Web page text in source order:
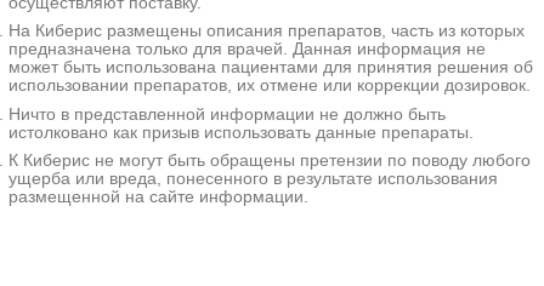
На Киберис размещены описания препаратов, часть из которых
предназначена только для врачей. Данная информация не
может быть использована пациентами для принятия решения об
использовании препаратов, их отмене или коррекции дозировок.
Ничто в представленной информации не должно быть
истолковано как призыв использовать данные препараты.
К Киберис не могут быть обращены претензии по поводу любого
ущерба или вреда, понесенного в результате использования
размещенной на сайте информации.